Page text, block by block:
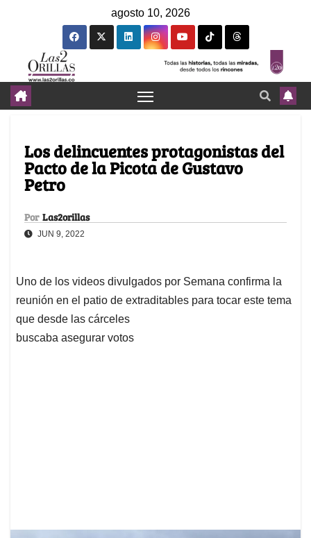
agosto 10, 2026
Los delincuentes protagonistas del
Pacto de la Picota de Gustavo
Petro
Por Las2orillas
JUN 9, 2022
Uno de los videos divulgados por Semana confirma la
reunión en el patio de extraditables para tocar este tema
que desde las cárceles
buscaba asegurar votos